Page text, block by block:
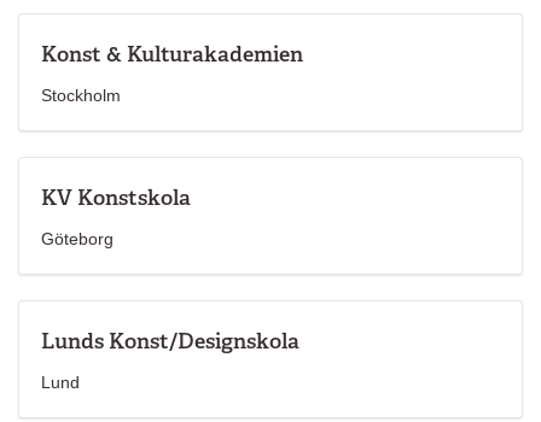
Konst & Kulturakademien
Stockholm
KV Konstskola
Göteborg
Lunds Konst/Designskola‎
Lund